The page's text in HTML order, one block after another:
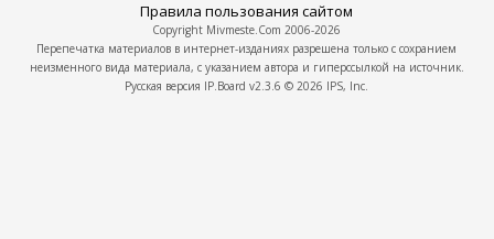
Правила пользования сайтом
Copyright Mivmeste.Com 2006-2026
Перепечатка материалов в интернет-изданиях разрешена только с сохранием
неизменного вида материала, с указанием автора и гиперссылкой на источник.
Русская версия IP.Board v2.3.6 © 2026 IPS, Inc.